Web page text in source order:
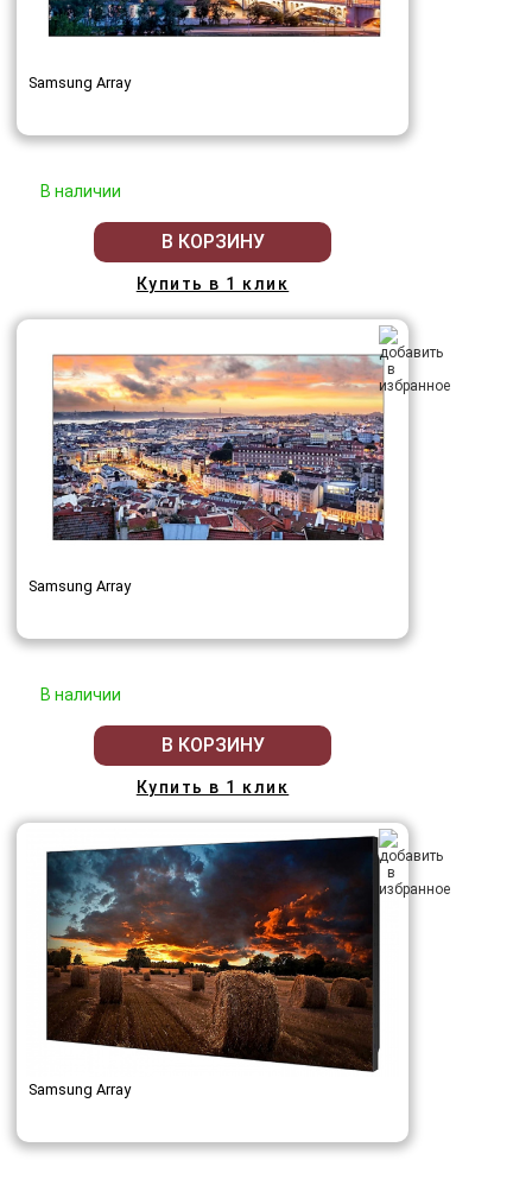
Samsung Array
В наличии
В КОРЗИНУ
Купить в 1 клик
Samsung Array
В наличии
В КОРЗИНУ
Купить в 1 клик
Samsung Array